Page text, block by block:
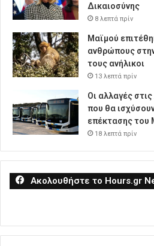
Δικαιοσύνης
8 λεπτά πρίν
Μαϊμού
ανθρώπους
τους ανήλικοι
13 λεπτά πρίν
Οι αλλαγές
που θα
επέκτασης του
18 λεπτά πρίν
Ακολουθήστε το Hours.gr